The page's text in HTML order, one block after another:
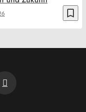
bookmark_border